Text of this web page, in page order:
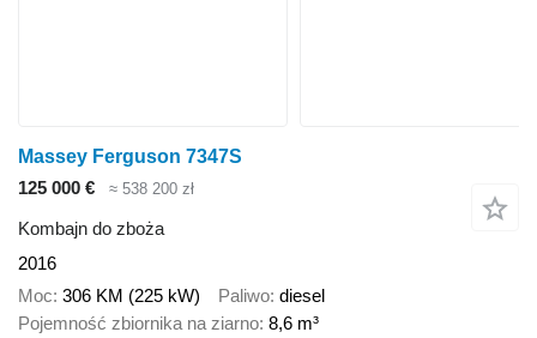
Massey Ferguson 7347S
125 000 €
≈ 538 200 zł
Kombajn do zboża
2016
Moc 306 KM (225 kW) Paliwo diesel
Pojemność zbiornika na ziarno 8,6 m³